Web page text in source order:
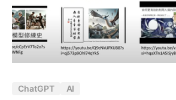
人」。 寫下這篇文章，不只是為了分享我的觀後感，而是
想要讓未來的自己可以細細品味這部
與議題，並讓沒有看過《進擊的巨人
度，讓已經看過的人對它產生新的思
「自由」並不單純，它是掙扎、是選
一場充滿矛盾與悲劇的抗爭。這正是
ChatGPT AI